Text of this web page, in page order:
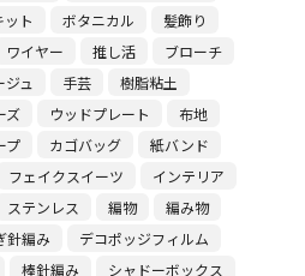
ット ボタニカル
髪飾り
ワイヤー 推し活
ブローチ
ジュ 手芸
樹脂粘土
ズ ウッドプレート
布地
プ カゴバッグ
紙バンド
フェイクスイーツ
インテリア
ステンレス 編物
編み物
針編み
デコポッジフィルム
棒針編み シャドーボックス